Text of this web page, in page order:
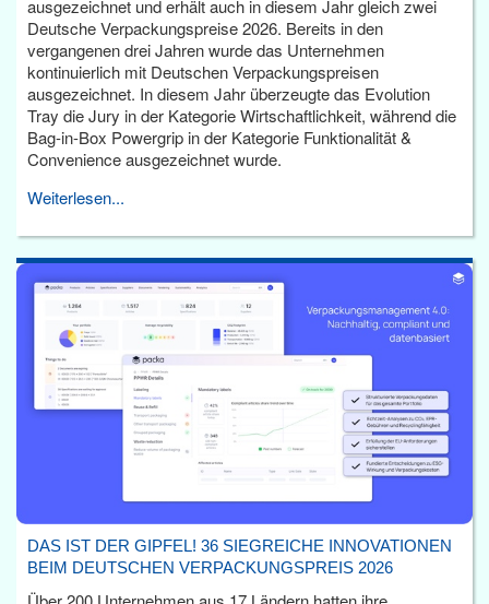
ausgezeichnet und erhält auch in diesem Jahr gleich zwei
Deutsche Verpackungspreise 2026. Bereits in den
vergangenen drei Jahren wurde das Unternehmen
kontinuierlich mit Deutschen Verpackungspreisen
ausgezeichnet. In diesem Jahr überzeugte das Evolution
Tray die Jury in der Kategorie Wirtschaftlichkeit, während die
Bag-in-Box Powergrip in der Kategorie Funktionalität &
Convenience ausgezeichnet wurde.
Weiterlesen...
DAS IST DER GIPFEL! 36 SIEGREICHE INNOVATIONEN
BEIM DEUTSCHEN VERPACKUNGSPREIS 2026